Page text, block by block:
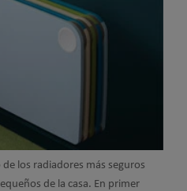
de los radiadores más seguros
de la casa. En primer